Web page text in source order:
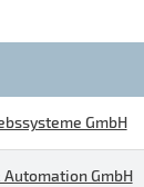
GmbH
Automation GmbH